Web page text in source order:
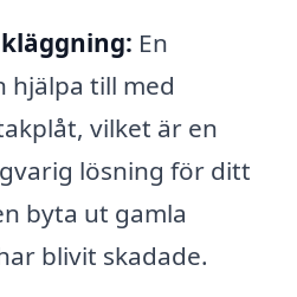
En
hjälpa till med
vilket är en
lösning för ditt
byta ut gamla
blivit skadade.